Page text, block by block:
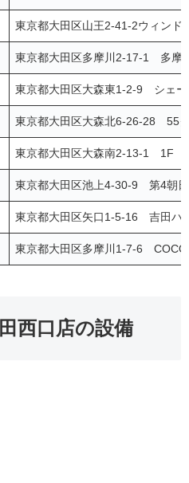
東京都大田区山王2-41-2ウィン
東京都大田区多摩川2-17-1 多摩
東京都大田区⼤森東1-2-9 シェ
東京都大田区大森北6-26-28 55
東京都大田区大森南2-13-1 1F
東京都大田区池上4-30-9 第4朝
東京都大田区矢口1-5-16 吉田
東京都大田区多摩川1-7-6
西口店の設備